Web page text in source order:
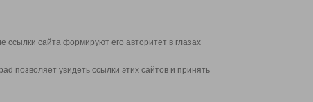
сайта формируют его авторитет в глазах
позволяет увидеть ссылки этих сайтов и принять